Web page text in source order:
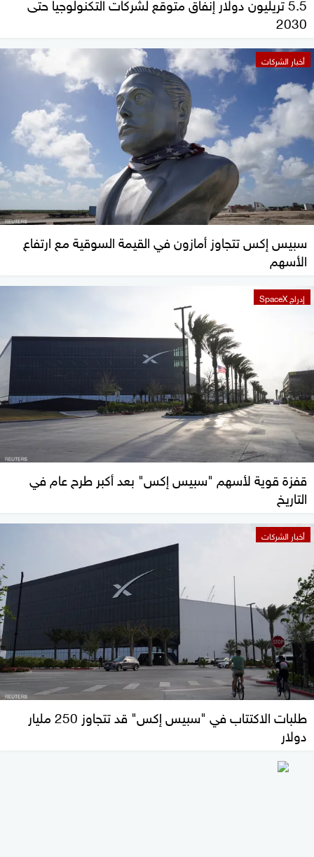
2030
أخبار الشركات
سبيس إكس تتجاوز أمازون في القيمة السوقية مع ارتفاع
الأسهم
إدراج SpaceX
قفزة قوية لأسهم "سبيس إكس" بعد أكبر طرح عام في
التاريخ
أخبار الشركات
طلبات الاكتتاب في "سبيس إكس" قد تتجاوز 250 مليار
دولار